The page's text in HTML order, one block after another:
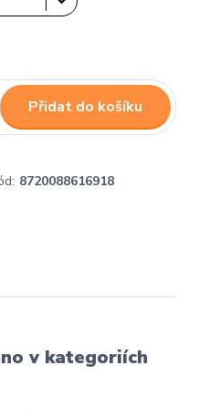
Přidat do košíku
8720088616918
v kategoriích